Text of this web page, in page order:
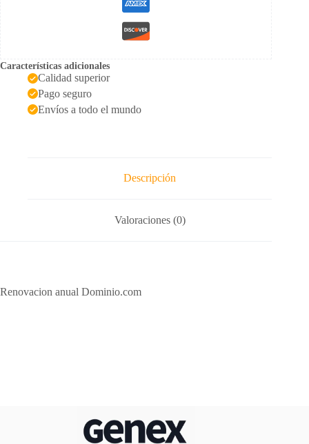
Características adicionales
Calidad superior
Pago seguro
Envíos a todo el mundo
Descripción
Valoraciones (0)
Renovacion anual Dominio.com